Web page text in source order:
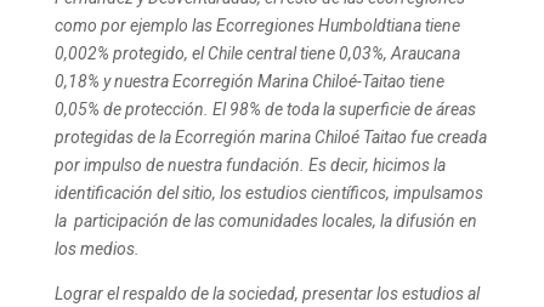
como por ejemplo las Ecorregiones Humboldtiana tiene
0,002% protegido, el Chile central tiene 0,03%, Araucana
0,18% y nuestra Ecorregión Marina Chiloé-Taitao tiene
0,05% de protección. El 98% de toda la superficie de áreas
protegidas de la Ecorregión marina Chiloé Taitao fue creada
por impulso de nuestra fundación. Es decir, hicimos la
identificación del sitio, los estudios científicos, impulsamos
la participación de las comunidades locales, la difusión en
los medios.
Lograr el respaldo de la sociedad, presentar los estudios al